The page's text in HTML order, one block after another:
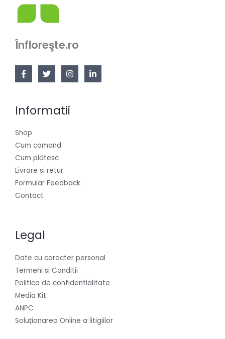
Înfloreşte.ro
Informatii
Shop
Cum comand
Cum plătesc
Livrare si retur
Formular Feedback
Contact
Legal
Date cu caracter personal
Termeni si Conditii
Politica de confidentialitate
Media Kit
ANPC
Soluționarea Online a litigiilor